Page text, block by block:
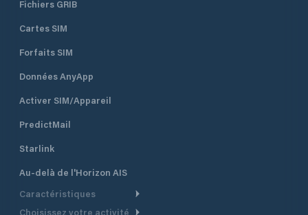
Fichiers GRIB
Cartes SIM
Forfaits SIM
Données AnyApp
Activer SIM/Appareil
PredictMail
Starlink
Au-delà de l'Horizon AIS
Caractéristiques
Choisissez votre activité